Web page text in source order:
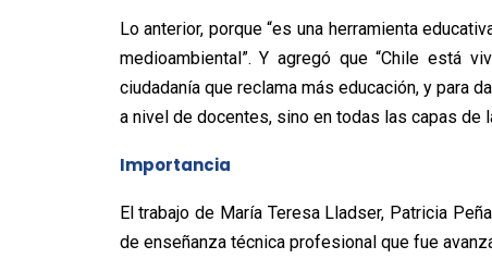
Lo anterior, porque “es una herramienta
medioambiental”. Y agregó que “Chile está
ciudadanía que reclama más educación, y para
a nivel de docentes, sino en todas las capas de
Importancia
El trabajo de María Teresa Lladser, Patricia
de enseñanza técnica profesional que fue